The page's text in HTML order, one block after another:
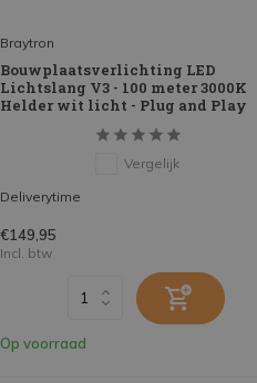
Braytron
Bouwplaatsverlichting LED
Lichtslang V3 - 100 meter 3000K
Helder wit licht - Plug and Play
Vergelijk
Deliverytime
€149,95
Incl. btw
Op voorraad